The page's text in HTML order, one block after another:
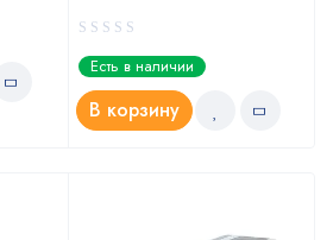
Есть в наличии
В корзину